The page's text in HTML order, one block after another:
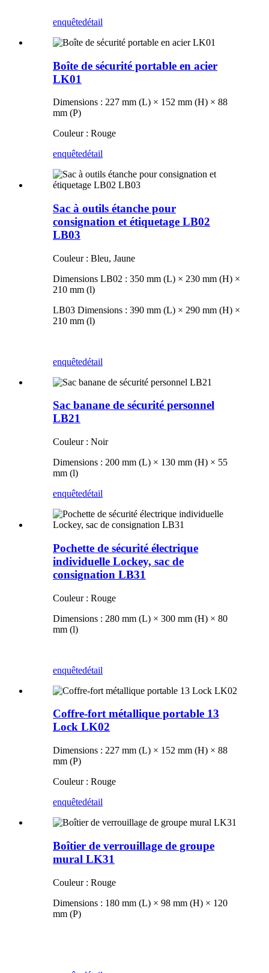
enquêtedétail
Boîte de sécurité portable en acier
LK01
Dimensions : 227 mm (L) × 152 mm (H) × 88
mm (P)
Couleur : Rouge
enquêtedétail
Sac à outils étanche pour
consignation et étiquetage LB02
LB03
Couleur : Bleu, Jaune
Dimensions LB02 : 350 mm (L) × 230 mm (H) ×
210 mm (l)
LB03 Dimensions : 390 mm (L) × 290 mm (H) ×
210 mm (l)
enquêtedétail
Sac banane de sécurité personnel
LB21
Couleur : Noir
Dimensions : 200 mm (L) × 130 mm (H) × 55
mm (l)
enquêtedétail
Pochette de sécurité électrique
individuelle Lockey, sac de
consignation LB31
Couleur : Rouge
Dimensions : 280 mm (L) × 300 mm (H) × 80
mm (l)
enquêtedétail
Coffre-fort métallique portable 13
Lock LK02
Dimensions : 227 mm (L) × 152 mm (H) × 88
mm (P)
Couleur : Rouge
enquêtedétail
Boîtier de verrouillage de groupe
mural LK31
Couleur : Rouge
Dimensions : 180 mm (L) × 98 mm (H) × 120
mm (P)